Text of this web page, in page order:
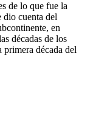
de lo que fue la
cuenta del
en
décadas de los
década del